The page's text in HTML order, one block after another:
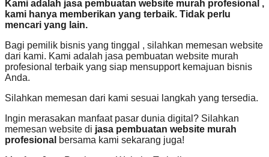
Kami adalah jasa pembuatan website murah profesional ,
kami hanya memberikan yang terbaik. Tidak perlu
mencari yang lain.
Bagi pemilik bisnis yang tinggal , silahkan memesan website
dari kami. Kami adalah jasa pembuatan website murah
profesional terbaik yang siap mensupport kemajuan bisnis
Anda.
Silahkan memesan dari kami sesuai langkah yang tersedia.
Ingin merasakan manfaat pasar dunia digital? Silahkan
memesan website di jasa pembuatan website murah
profesional bersama kami sekarang juga!